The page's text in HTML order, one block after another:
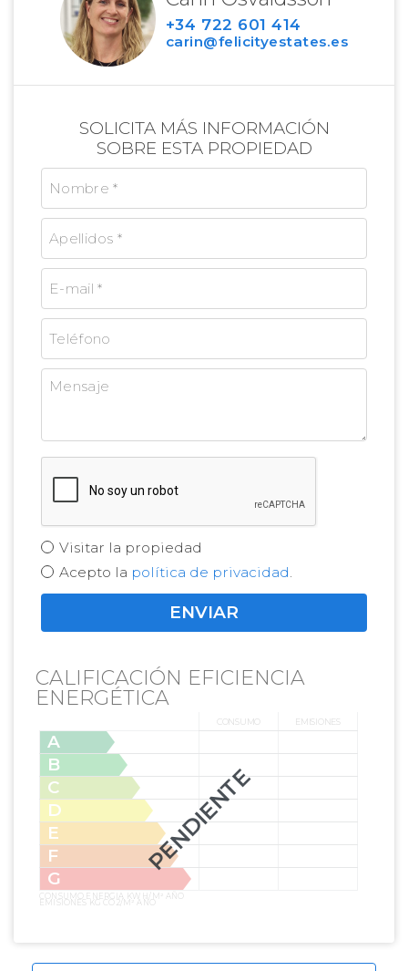
+34 722 601 414
carin@felicityestates.es
SOLICITA MÁS INFORMACIÓN
SOBRE ESTA PROPIEDAD
Visitar la propiedad
Acepto la política de privacidad
CALIFICACIÓN EFICIENCIA
ENERGÉTICA
PENDIENTE
CONSUMO EMISIONES
A
B
C
D
E
F
G
CONSUMO ENERGIA KW H/M² AÑO
EMISIONES KG CO2/M² AÑO